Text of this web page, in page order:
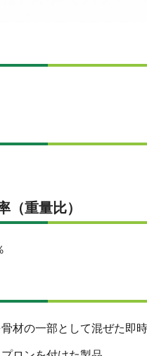
（重量比）
材の一部として混ぜた即